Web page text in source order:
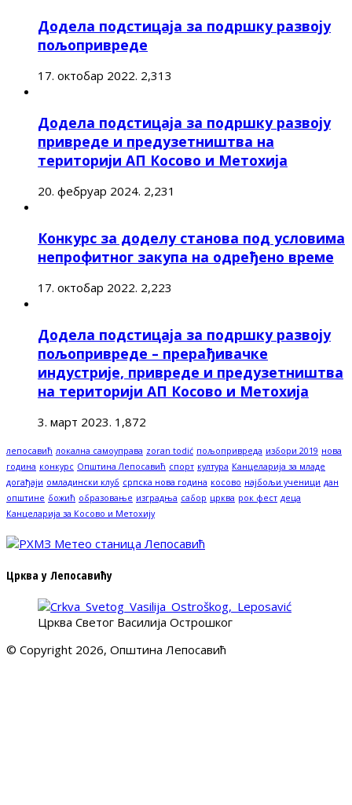
Додела подстицаја за подршку развоју
пољопривреде
17. октобар 2022. 2,313
Додела подстицаја за подршку развоју
привреде и предузетништва на
територији АП Косово и Метохија
20. фебруар 2024. 2,231
Конкурс за доделу станова под условима
непрофитног закупа на одређено време
17. октобар 2022. 2,223
Додела подстицаја за подршку развоју
пољопривреде – прерађивачке
индустрије, привреде и предузетништва
на територији АП Косово и Метохија
3. март 2023. 1,872
лепосавић локална самоуправа zoran todić пољопривреда избори 2019 нова
година конкурс Општина Лепосавић спорт култура Канцеларија за младе
догађаји омладински клуб српска нова година косово најбољи ученици дан
општине божић образовање изградња сабор црква рок фест деца
Канцеларија за Косово и Метохију
Црква у Лепосавићу
Црква Светог Василија Острошког
© Copyright 2026, Општина Лепосавић